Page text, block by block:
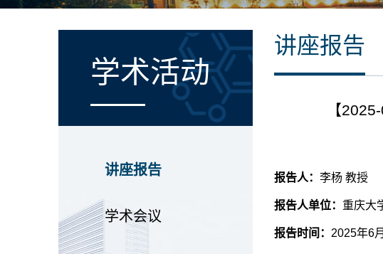
学术活动
讲座报告
学术会议
讲座报告
【
报告人： 李杨 教授
报告人单位： 重庆大
报告时间： 2025年6